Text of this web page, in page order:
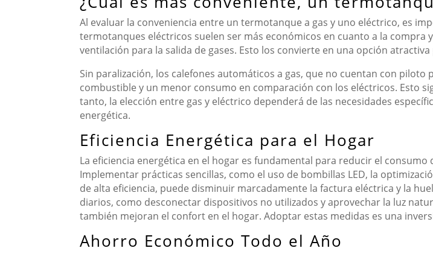
Al evaluar la conveniencia entre un termotanque a gas y uno eléctrico, es
termotanques eléctricos suelen ser más económicos en cuanto a la compra
ventilación para la salida de gases. Esto los convierte en una opción
Sin paralización, los calefones automáticos a gas, que no cuentan con
combustible y un menor consumo en comparación con los eléctricos. Esto
tanto, la elección entre gas y eléctrico dependerá de las necesidades
energética.
Eficiencia Energética para el Hogar
La eficiencia energética en el hogar es fundamental para reducir el
Implementar prácticas sencillas, como el uso de bombillas LED, la
de alta eficiencia, puede disminuir marcadamente la factura eléctrica y la
diarios, como desconectar dispositivos no utilizados y aprovechar la luz
también mejoran el confort en el hogar. Adoptar estas medidas es una
Ahorro Económico Todo el Año